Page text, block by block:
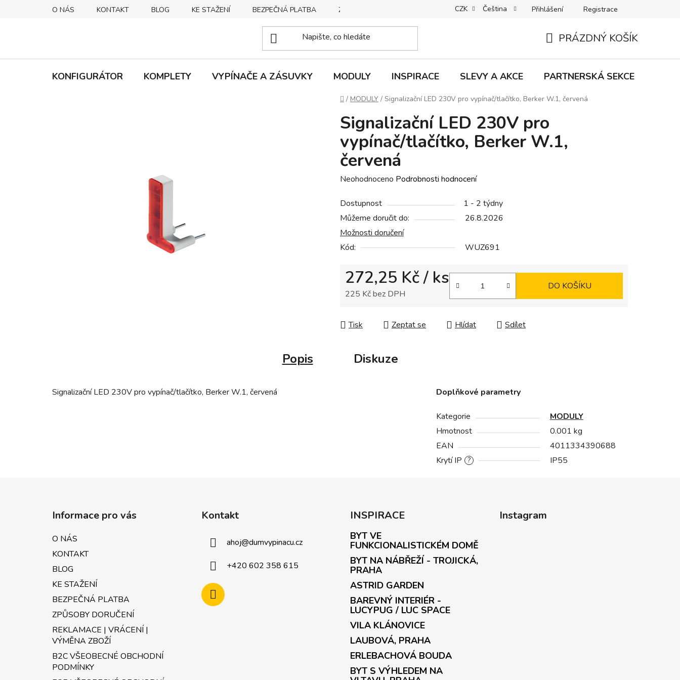
O NÁS KONTAKT BLOG KE STAŽENÍ BEZPEČNÁ PLATBA ZPŮSOBY DORUČENÍ REKLAMACE | VRÁCENÍ | VÝMĚNA ZBOŽÍ B2C VŠEOBECNÉ
CZK Čeština Přihlášení Registrace
KOŠÍK
PRÁZDNÝ KOŠÍK
KONFIGURÁTOR KOMPLETY VYPÍNAČE A ZÁSUVKY MODULY INSPIRACE SLEVY A AKCE PARTNERSKÁ SEKCE
Domů
/ MODULY / Signalizační LED 230V pro vypínač/tlačítko, Berker W.1, červená
Signalizační LED 230V pro
vypínač/tlačítko, Berker W.1,
červená
Průměrné
produktu
je
0,0
z
hvězdiček.
Neohodnoceno Podrobnosti hodnocení
Dostupnost
1 - 2 týdny
Můžeme doručit do:
26.8.2026
Možnosti doručení
Kód:
WUZ691
272,25 Kč/ ks
225 Kč bez DPH
DO KOŠÍKU
Tisk Zeptat se Hlídat Sdílet
Popis Diskuze
Signalizační LED 230V pro vypínač/tlačítko, Berker W.1, červená Doplňkové parametry
Kategorie
MODULY
Hmotnost
0.001 kg
EAN
4011334390688
?
Krytí IP IP55
Informace pro vás
O NÁS
KONTAKT
BLOG
KE STAŽENÍ
BEZPEČNÁ PLATBA
ZPŮSOBY DORUČENÍ
REKLAMACE | VRÁCENÍ |
VÝMĚNA ZBOŽÍ
B2C VŠEOBECNÉ OBCHODNÍ
PODMÍNKY
Kontakt
ahoj@dumvypinacu.cz
+420 602 358 615
INSPIRACE
BYT VE
FUNKCIONALISTICKÉM DOMĚ
BYT NA NÁBŘEŽÍ - TROJICKÁ,
PRAHA
ASTRID GARDEN
BAREVNÝ INTERIÉR -
LUCYPUG / LUC SPACE
VILA KLÁNOVICE
LAUBOVÁ, PRAHA
ERLEBACHOVÁ BOUDA
BYT S VÝHLEDEM NA
Instagram